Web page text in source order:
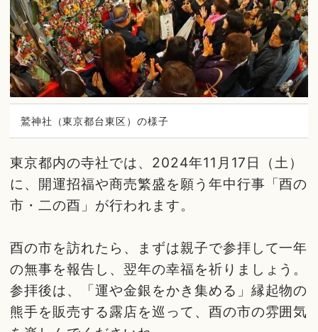
鷲神社（東京都台東区）の様子
東京都内の寺社では、2024年11月17日（土）
に、開運招福や商売繁盛を願う年中行事「酉の
市・二の酉」が行われます。
酉の市を訪れたら、まずは親子で参拝して一年
の無事を報告し、翌年の幸福を祈りましょう。
参拝後は、「運や金銀をかき集める」縁起物の
熊手を販売する露店を巡って、酉の市の雰囲気